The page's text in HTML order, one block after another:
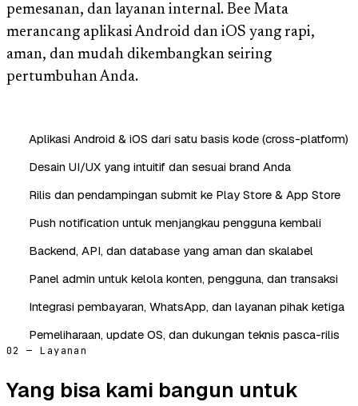
pemesanan, dan layanan internal. Bee Mata
merancang aplikasi Android dan iOS yang rapi,
aman, dan mudah dikembangkan seiring
pertumbuhan Anda.
Aplikasi Android & iOS dari satu basis kode (cross-platform)
Desain UI/UX yang intuitif dan sesuai brand Anda
Rilis dan pendampingan submit ke Play Store & App Store
Push notification untuk menjangkau pengguna kembali
Backend, API, dan database yang aman dan skalabel
Panel admin untuk kelola konten, pengguna, dan transaksi
Integrasi pembayaran, WhatsApp, dan layanan pihak ketiga
Pemeliharaan, update OS, dan dukungan teknis pasca-rilis
02 — Layanan
Yang bisa kami bangun untuk